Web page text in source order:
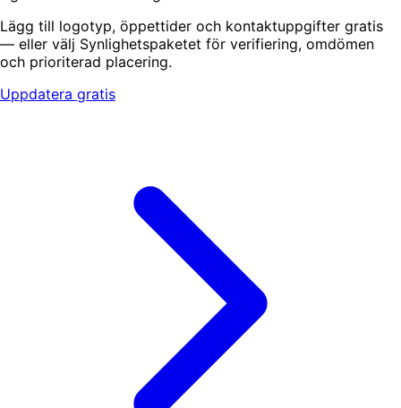
Lägg till logotyp, öppettider och kontaktuppgifter gratis
— eller välj Synlighetspaketet för verifiering, omdömen
och prioriterad placering.
Uppdatera gratis